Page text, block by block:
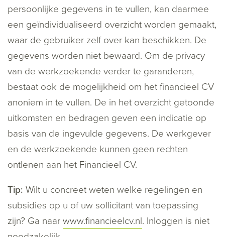
persoonlijke gegevens in te vullen, kan daarmee
een geïndividualiseerd overzicht worden gemaakt,
waar de gebruiker zelf over kan beschikken. De
gegevens worden niet bewaard. Om de privacy
van de werkzoekende verder te garanderen,
bestaat ook de mogelijkheid om het financieel CV
anoniem in te vullen. De in het overzicht getoonde
uitkomsten en bedragen geven een indicatie op
basis van de ingevulde gegevens. De werkgever
en de werkzoekende kunnen geen rechten
ontlenen aan het Financieel CV.
Tip: Wilt u concreet weten welke regelingen en
subsidies op u of uw sollicitant van toepassing
zijn? Ga naar www.financieelcv.nl. Inloggen is niet